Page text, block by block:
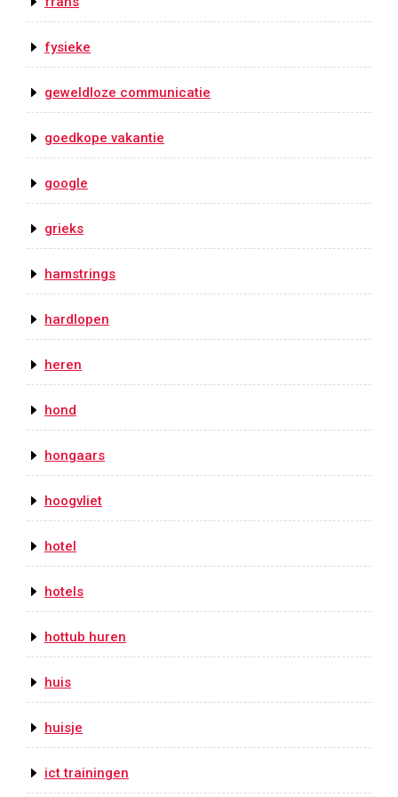
fysieke
geweldloze communicatie
goedkope vakantie
google
grieks
hamstrings
hardlopen
heren
hond
hongaars
hoogvliet
hotel
hotels
hottub huren
huis
huisje
ict trainingen